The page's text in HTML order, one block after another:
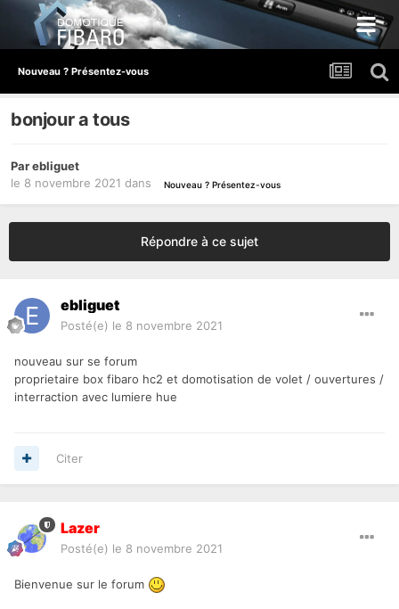
Nouveau ? Présentez-vous
bonjour a tous
Parebliguet
le 8 novembre 2021 dans Nouveau ? Présentez-vous
Répondre à ce sujet
ebliguet
Posté(e) le 8 novembre 2021
nouveau sur se forum
proprietaire box fibaro hc2 et domotisation de volet / ouvertures /
interraction avec lumiere hue
Citer
Lazer
Posté(e) le 8 novembre 2021
Bienvenue sur le forum